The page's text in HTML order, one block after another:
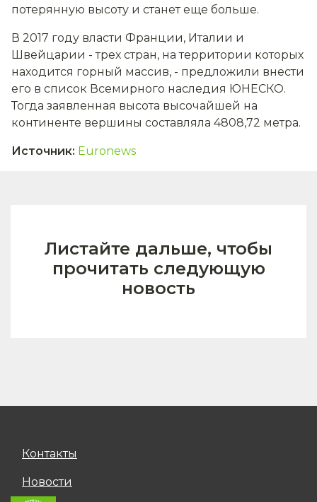
потерянную высоту и станет еще больше.
В 2017 году власти Франции, Италии и
Швейцарии - трех стран, на территории которых
находится горный массив, - предложили внести
его в список Всемирного наследия ЮНЕСКО.
Тогда заявленная высота высочайшей на
континенте вершины составляла 4808,72 метра.
Источник: Euronews
Листайте дальше, чтобы
прочитать следующую
новость
Контакты
Новости